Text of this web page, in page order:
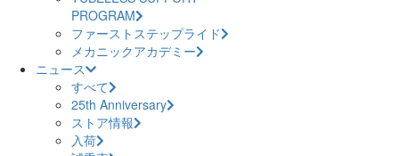
PROGRAM
ファーストステップライド
メカニックアカデミー
ニュース
すべて
25th Anniversary
ストア情報
入荷